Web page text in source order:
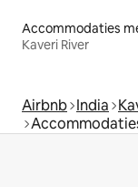
Accommodaties
Kaveri River
Airbnb India